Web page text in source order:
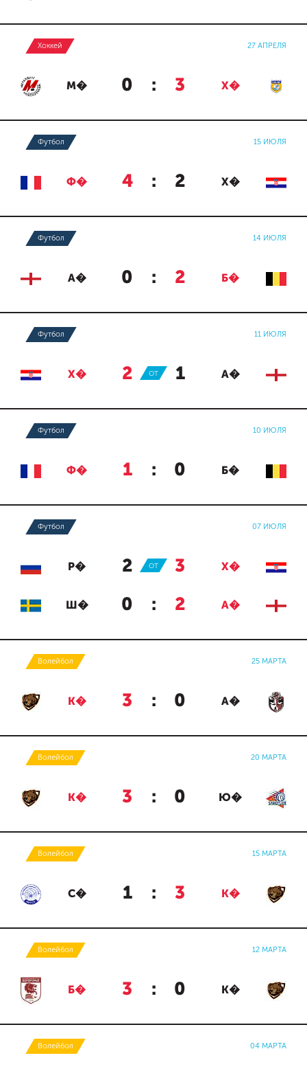
Хоккей 27 АПРЕЛЯ
М� 0 : 3 Х�
Футбол 15 ИЮЛЯ
Ф� 4 : 2 Х�
Футбол 14 ИЮЛЯ
А� 0 : 2 Б�
Футбол 11 ИЮЛЯ
Х� 2 : 1 А�
ОТ
Футбол 10 ИЮЛЯ
Ф� 1 : 0 Б�
Футбол 07 ИЮЛЯ
Р� 2 : 3 Х�
ОТ
Ш� 0 : 2 А�
Волейбол 25 МАРТА
К� 3 : 0 А�
Волейбол 20 МАРТА
К� 3 : 0 Ю�
Волейбол 15 МАРТА
С� 1 : 3 К�
Волейбол 12 МАРТА
Б� 3 : 0 К�
Волейбол 04 МАРТА